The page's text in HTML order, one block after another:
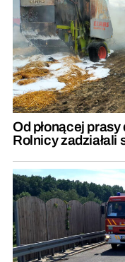
Od płonącej prasy
Rolnicy zadziałali